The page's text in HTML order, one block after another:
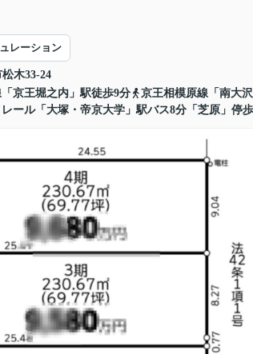
レーション
松木33-24
京王堀之内」駅徒歩9分
京王相模原線「南大
ール「大塚・帝京大学」駅バス8分「芝原」停